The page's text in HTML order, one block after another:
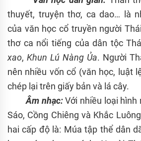
thuyết, truyện thơ, ca dao… là
của văn học cổ truyền người
thơ ca nổi tiếng của dân tộc
xao, Khun Lú Nàng Ủa. Người
nên nhiều vốn cổ (văn học, luật
chép lại trên giấy bản và lá cây.
Âm nhạc:Với nhiều loại hình
Sáo, Cồng Chiêng và Khắc
hai cấp độ là: Múa tập thể dân